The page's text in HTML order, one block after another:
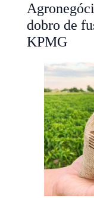
dobro de
KPMG